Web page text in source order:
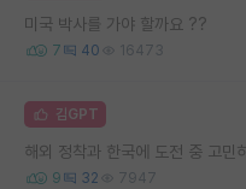
미국 박사를 가야 할까요 ??
7 40 16473
김GPT
해외 정착과 한국에 도전 중 고민
9 32 7947